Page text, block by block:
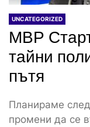
UNCATEGORIZED
МВР
тайни
пътя
Планираме
промени да се